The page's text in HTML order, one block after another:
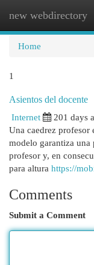
new webdirectory
Home
1
Asientos del docente
Internet
201 days
Una caedrez profesor
modelo garantiza
profesor y, en
para altura https://
Comments
Submit a Comment